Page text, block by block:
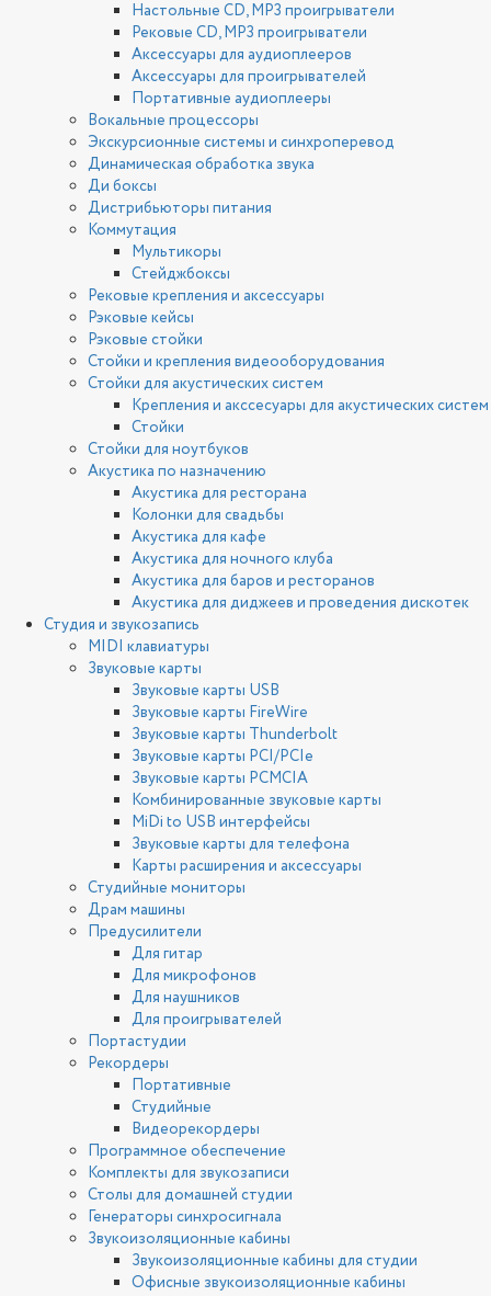
Настольные CD, MP3 проигрыватели
Рековые CD, MP3 проигрыватели
Аксессуары для аудиоплееров
Аксессуары для проигрывателей
Портативные аудиоплееры
Вокальные процессоры
Экскурсионные системы и синхроперевод
Динамическая обработка звука
Ди боксы
Дистрибьюторы питания
Коммутация
Мультикоры
Стейджбоксы
Рековые крепления и аксессуары
Рэковые кейсы
Рэковые стойки
Стойки и крепления видеооборудования
Стойки для акустических систем
Крепления и акссесуары для акустических систем
Стойки
Стойки для ноутбуков
Акустика по назначению
Акустика для ресторана
Колонки для свадьбы
Акустика для кафе
Акустика для ночного клуба
Акустика для баров и ресторанов
Акустика для диджеев и проведения дискотек
Студия и звукозапись
MIDI клавиатуры
Звуковые карты
Звуковые карты USB
Звуковые карты FireWire
Звуковые карты Thunderbolt
Звуковые карты PCI/PCIe
Звуковые карты PCMCIA
Комбинированные звуковые карты
MiDi to USB интерфейсы
Звуковые карты для телефона
Карты расширения и аксессуары
Студийные мониторы
Драм машины
Предусилители
Для гитар
Для микрофонов
Для наушников
Для проигрывателей
Портастудии
Рекордеры
Портативные
Студийные
Видеорекордеры
Программное обеспечение
Комплекты для звукозаписи
Столы для домашней студии
Генераторы синхросигнала
Звукоизоляционные кабины
Звукоизоляционные кабины для студии
Офисные звукоизоляционные кабины